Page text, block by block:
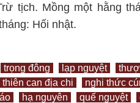
tịch. Mồng một hằng
Hối nhật.
trọng đông lạp nguyệt
thiên can địa chi nghi thức
hạ nguyên quế nguyệt